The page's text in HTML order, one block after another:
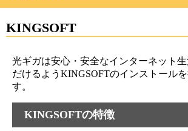
KINGSOFT
光ギガは安心・安全なインターネット
だけるようKINGSOFTのインストール
す。
KINGSOFTの特徴